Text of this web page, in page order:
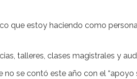
que estoy haciendo como
talleres, clases magistrales y
se contó este año con el “apoyo